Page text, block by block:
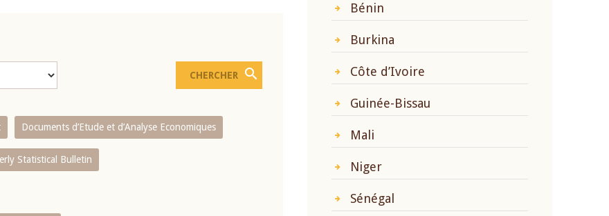
Documents d’Etude et d’Analyse Economiques
Statistical Bulletin
Bénin
Burkina
Côte d’Ivoire
Guinée-Bissau
Mali
Niger
Sénégal